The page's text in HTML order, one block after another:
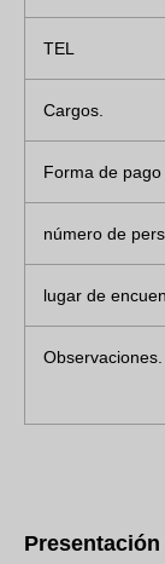
TEL
Cargos.
Forma de pago
número de
lugar de
Observaciones.